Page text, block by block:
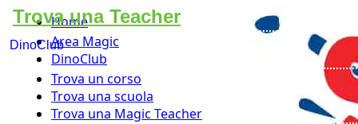
Home
Area Magic
DinoClub
Trova un corso
Trova una scuola
Trova una Magic Teacher
Trova una Teacher
DinoClub